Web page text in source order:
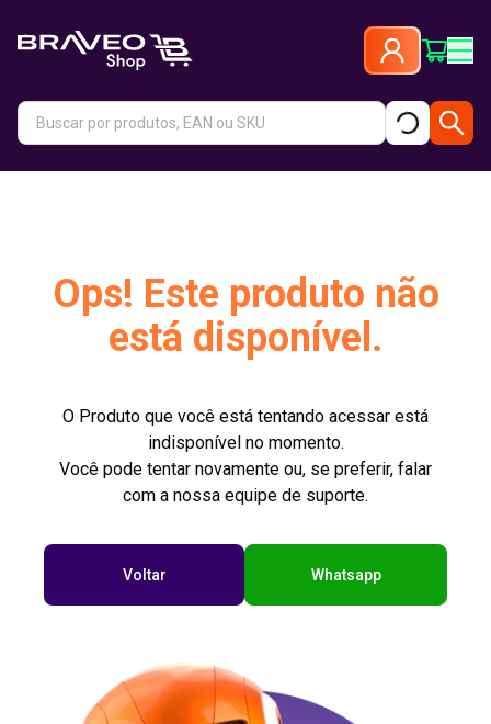
Ops! Este produto não
está disponível.
O Produto que você está tentando acessar está
indisponível no momento.
Você pode tentar novamente ou, se preferir, falar
com a nossa equipe de suporte.
Voltar Whatsapp